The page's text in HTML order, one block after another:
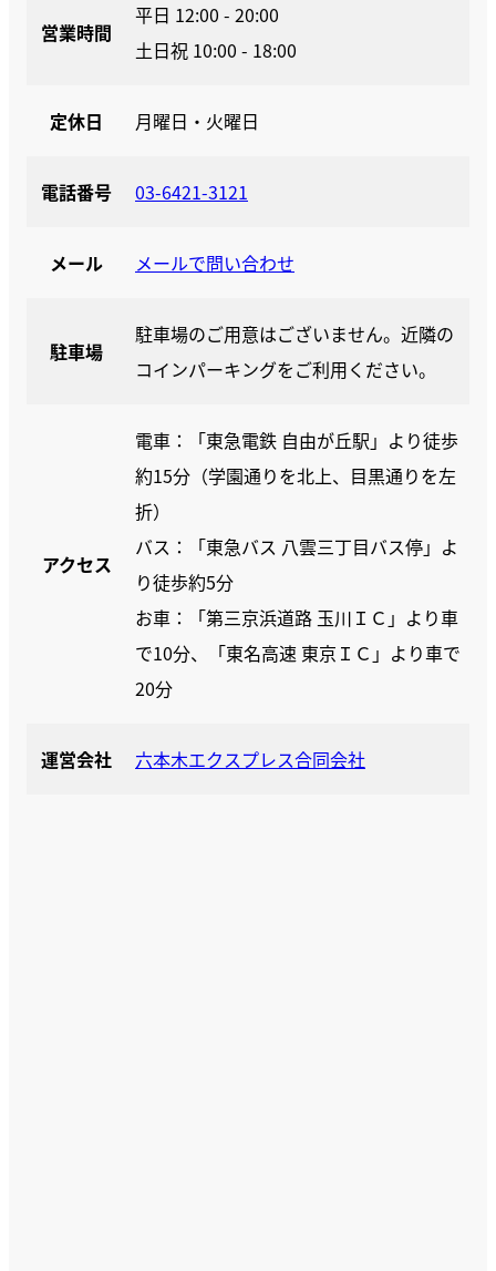
営業時間
平日 12:00 - 20:00
土日祝 10:00 - 18:00
定休日 月曜日・火曜日
電話番号 03-6421-3121
メール メールで問い合わせ
駐車場
駐車場のご用意はございません。近隣の
コインパーキングをご利用ください。
アクセス
電車：「東急電鉄 自由が丘駅」より徒歩
約15分（学園通りを北上、目黒通りを左
折）
バス：「東急バス 八雲三丁目バス停」よ
り徒歩約5分
お車：「第三京浜道路 玉川ＩＣ」より車
で10分、「東名高速 東京ＩＣ」より車で
20分
運営会社 六本木エクスプレス合同会社